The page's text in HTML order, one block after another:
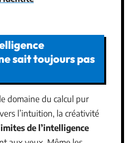
sait toujours pas
domaine du calcul pur
l’intuition, la créativité
de l’intelligence